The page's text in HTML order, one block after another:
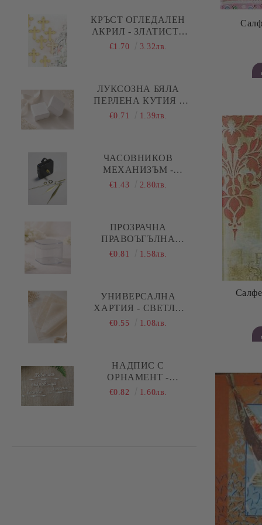
плодове и шишарки
Коледа - Печати
Коледа - Силиконови молдове
изрязване
КРЪСТ ОГЛЕДАЛЕН
АКРИЛ - ЗЛАТИСТ -
10 БР.
€1.70 3.32лв.
ЛУКСОЗНА БЯЛА
ПЕРЛЕНА КУТИЯ -
5,00 Х 5,00 Х 1,50 СМ
€0.71 1.39лв.
ЧАСОВНИКОВ
МЕХАНИЗЪМ -
ПЛАВЕН ( ДЪЛГА
€1.43 2.80лв.
ПРОЗРАЧНА
ПРАВОЪГЪЛНА
АКРИЛНА КУТИЯ С
€0.81 1.58лв.
УНИВЕРСАЛНА
ХАРТИЯ - СВЕТЛО
БЕЖОВО - 29,00 Х
€0.55 1.08лв.
НАДПИС С
ОРНАМЕНТ -
БЕБЕШКИ
€0.82 1.60лв.